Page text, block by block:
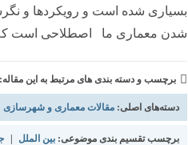
بسیاری شده است و رویکردها و
شدن معماری ما اصطلاحی است
برچسب و دسته بندی های مرتبط به این مقاله:
دسته‌های اصلی: مقالات معماری و شهرسازی
برچسب تقسیم بندی موضوعی: بین الملل